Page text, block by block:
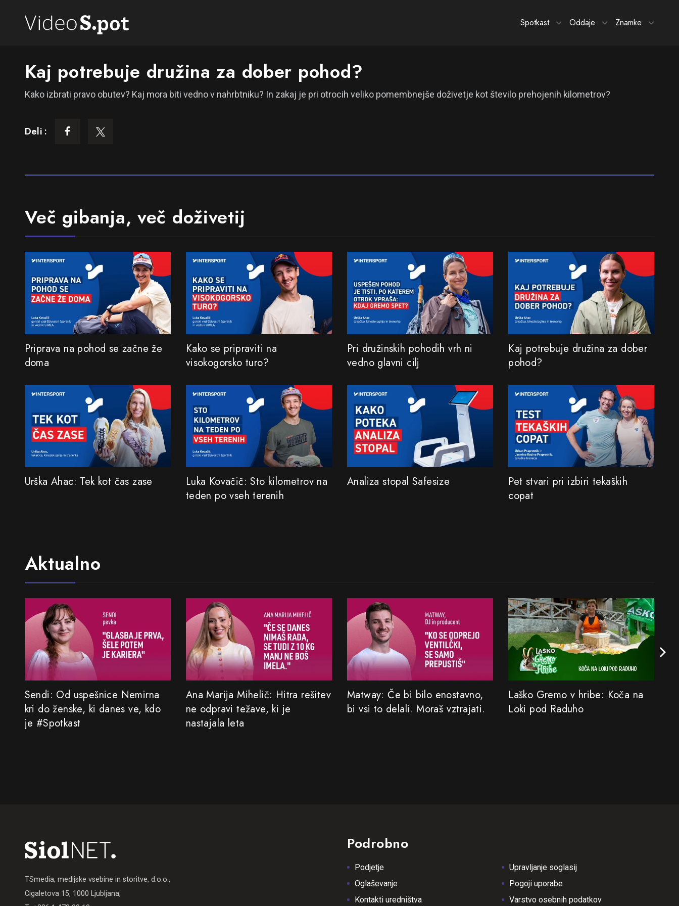
Spotkast Oddaje Znamke
Kaj potrebuje družina za dober pohod?
Kako izbrati pravo obutev? Kaj mora biti vedno v nahrbtniku? In zakaj je pri otrocih veliko pomembnejše doživetje kot število prehojenih kilometrov?
Deli :
Več gibanja, več doživetij
Priprava na pohod se začne že
doma
Kako se pripraviti na
visokogorsko turo?
Pri družinskih pohodih vrh ni
vedno glavni cilj
Kaj potrebuje družina za dober
pohod?
Urška Ahac: Tek kot čas zase
Luka Kovačič: Sto kilometrov na
teden po vseh terenih
Analiza stopal Safesize
Pet stvari pri izbiri tekaških
copat
Aktualno
Sendi: Od uspešnice Nemirna
kri do ženske, ki danes ve, kdo
je #Spotkast
Ana Marija Mihelič: Hitra rešitev
ne odpravi težave, ki je
nastajala leta
Matway: Če bi bilo enostavno,
bi vsi to delali. Moraš vztrajati.
Laško Gremo v hribe: Koča na
Loki pod Raduho
TSmedia, medijske vsebine in storitve, d.o.o.,
Cigaletova 15, 1000 Ljubljana,
Podrobno
Podjetje
Upravljanje soglasij
Oglaševanje
Pogoji uporabe
Kontakti uredništva
Varstvo osebnih podatkov